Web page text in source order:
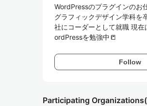
WordPressのプラグインのお
グラフィックデザイン学科を
社にコーダーとして就職 現
ordPressを勉強中📒
Follow
Participating Organizations